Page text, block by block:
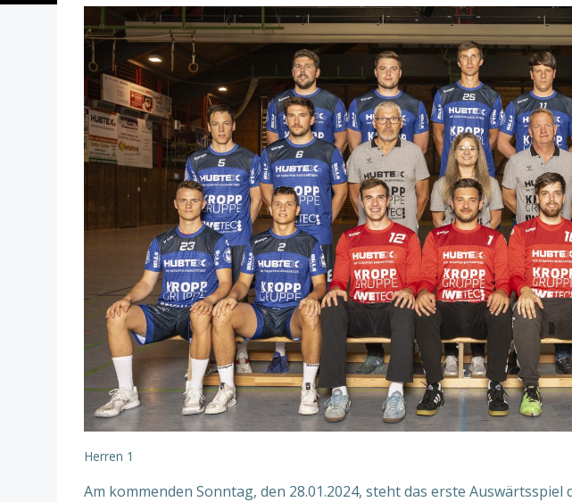
Herren 1
Am kommenden Sonntag, den 28.01.2024, steht das erste Auswärtsspiel